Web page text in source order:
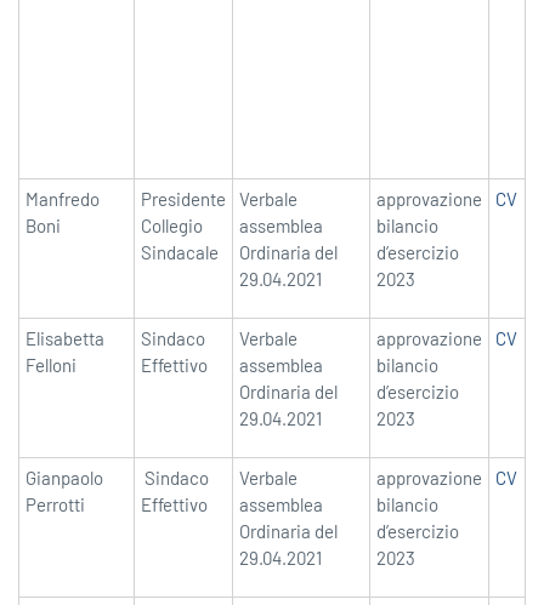
Manfredo
Boni
Presidente
Collegio
Sindacale
Verbale
assemblea
Ordinaria del
29.04.2021
approvazione
bilancio
d’esercizio
2023
CV
Elisabetta
Felloni
Sindaco
Effettivo
Verbale
assemblea
Ordinaria del
29.04.2021
approvazione
bilancio
d’esercizio
2023
CV
Gianpaolo
Perrotti
Sindaco
Effettivo
Verbale
assemblea
Ordinaria del
29.04.2021
approvazione
bilancio
d’esercizio
2023
CV